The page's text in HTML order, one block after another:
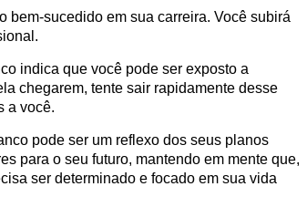
bem-sucedido em sua carreira. Você subirá
indica que você pode ser exposto a
chegarem, tente sair rapidamente desse
a você.
pode ser um reflexo dos seus planos
para o seu futuro, mantendo em mente que,
ser determinado e focado em sua vida